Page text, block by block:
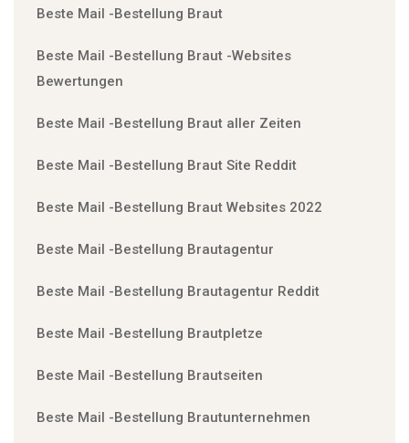
Beste Mail -Bestellung Braut
Beste Mail -Bestellung Braut -Websites
Bewertungen
Beste Mail -Bestellung Braut aller Zeiten
Beste Mail -Bestellung Braut Site Reddit
Beste Mail -Bestellung Braut Websites 2022
Beste Mail -Bestellung Brautagentur
Beste Mail -Bestellung Brautagentur Reddit
Beste Mail -Bestellung Brautpletze
Beste Mail -Bestellung Brautseiten
Beste Mail -Bestellung Brautunternehmen